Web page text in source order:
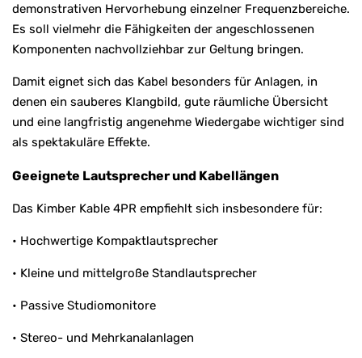
demonstrativen Hervorhebung einzelner Frequenzbereiche.
Es soll vielmehr die Fähigkeiten der angeschlossenen
Komponenten nachvollziehbar zur Geltung bringen.
Damit eignet sich das Kabel besonders für Anlagen, in
denen ein sauberes Klangbild, gute räumliche Übersicht
und eine langfristig angenehme Wiedergabe wichtiger sind
als spektakuläre Effekte.
Geeignete Lautsprecher und Kabellängen
Das Kimber Kable 4PR empfiehlt sich insbesondere für:
• Hochwertige Kompaktlautsprecher
• Kleine und mittelgroße Standlautsprecher
• Passive Studiomonitore
• Stereo- und Mehrkanalanlagen